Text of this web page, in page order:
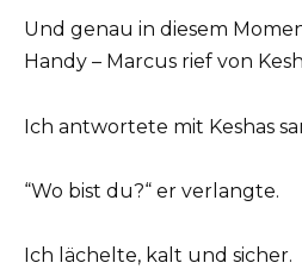
Und genau in diesem
Handy – Marcus rief von
Ich antwortete mit Keshas
“Wo bist du?“ er verlangte.
Ich lächelte, kalt und sicher.